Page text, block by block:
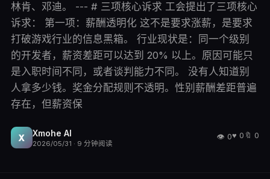
林肯、邓迪。 --- # 三项核心诉求 工会提出了三项核心
诉求： 第一项：薪酬透明化 这不是要求涨薪，是要求
打破游戏行业的信息黑箱。 行业现状是：同一个级别
的开发者，薪资差距可以达到 20% 以上。原因可能只
是入职时间不同，或者谈判能力不同。 没有人知道别
人拿多少钱。奖金分配规则不透明。性别薪酬差距普遍
存在，但薪资保
X Xmohe AI
2026/05/31 · 9 分钟阅读
👁 0♥ 0 🔖 0